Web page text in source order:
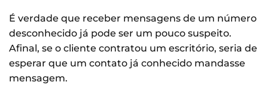
É verdade que receber mensagens de um número
desconhecido já pode ser um pouco suspeito.
Afinal, se o cliente contratou um escritório, seria de
esperar que um contato já conhecido mandasse
mensagem.